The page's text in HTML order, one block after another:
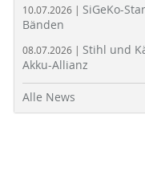
10.07.2026 | SiGeKo-
Bänden
08.07.2026 | Stihl und
Akku-Allianz
Alle News